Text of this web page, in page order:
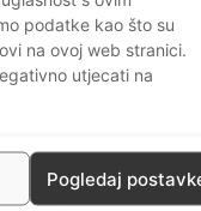
podatke kao što su
na ovoj web stranici.
utjecati na
Pogledaj
0